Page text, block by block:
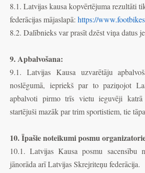
8.1. Latvijas kausa kopvērtējuma rezultāti
federācijas mājaslapā: https://
8.2. Dalībnieks var prasīt dzēst viņa datus
9. Apbalvošana:
9.1. Latvijas Kausa uzvarētāju
noslēgumā, iepriekš par to paziņojot
apbalvoti pirmo trīs vietu ieguvēji
startējuši mazāk par trim sportistiem, tie
10. Īpašie noteikumi posmu
10.1. Latvijas Kausa posmu sacensību
jānorāda arī Latvijas Skrejriteņu federācija.